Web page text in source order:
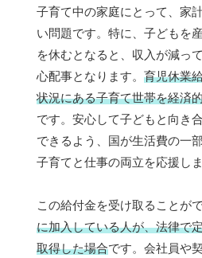
子育て中の家庭にとって、家
い問題です。特に、子どもを
を休むとなると、収入が減っ
心配事となります。 育児休業
状況にある子育て世帯を経済
です。安心して子どもと向き
できるよう、国が生活費の一
子育てと仕事の両立を応援しま
この給付金を受け取ることが
に加入している人が、法律で
取得した場合です。会社員や